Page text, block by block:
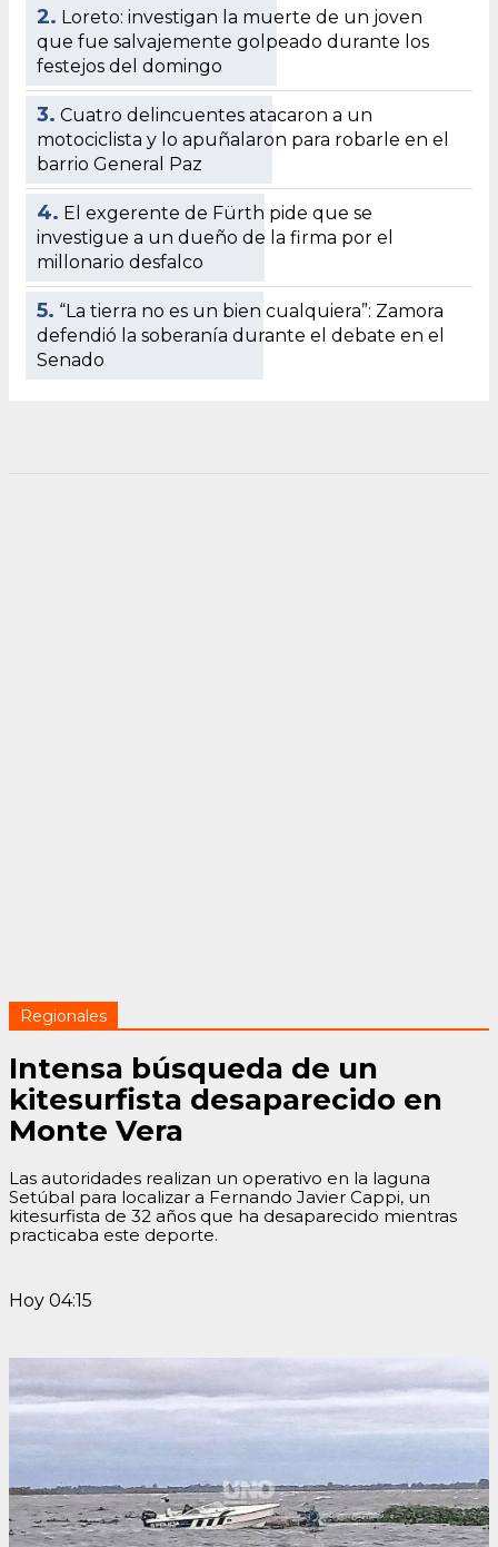
2. Loreto: investigan la muerte de un joven
que fue salvajemente golpeado durante los
festejos del domingo
3. Cuatro delincuentes atacaron a un
motociclista y lo apuñalaron para robarle en el
barrio General Paz
4. El exgerente de Fürth pide que se
investigue a un dueño de la firma por el
millonario desfalco
5. “La tierra no es un bien cualquiera”: Zamora
defendió la soberanía durante el debate en el
Senado